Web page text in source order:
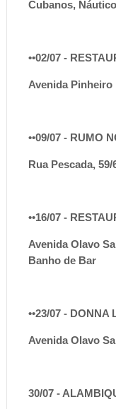
Cubanos, Náutico
••02/07 -
Avenida Pinheiro
••09/07 - RUMO
Rua Pescada,
••16/07 -
Avenida Olavo
Banho de Bar
••23/07 - DONNA
Avenida Olavo
30/07 -